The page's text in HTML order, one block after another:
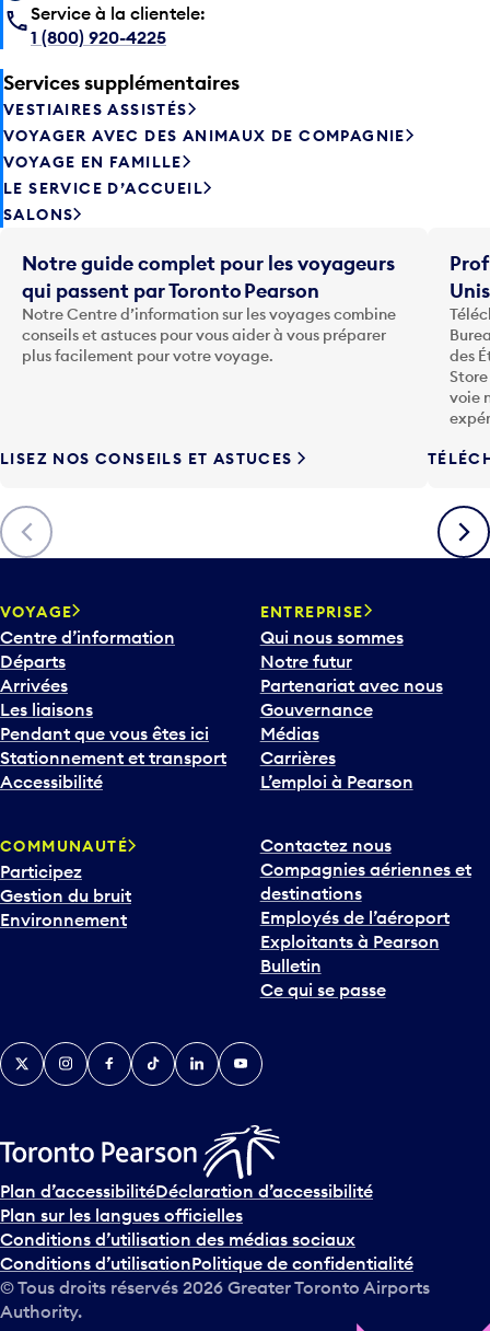
Service à la clientele:
1 (800) 920-4225
Services supplémentaires
VESTIAIRES ASSISTÉS
VOYAGER AVEC DES ANIMAUX DE COMPAGNIE
VOYAGE EN FAMILLE
LE SERVICE D’ACCUEIL
SALONS
Précédent
Notre guide complet pour les voyageurs
qui passent par Toronto Pearson
Notre Centre d’information sur les voyages combine
conseils et astuces pour vous aider à vous préparer
plus facilement pour votre voyage.
LISEZ NOS CONSEILS ET ASTUCES
des
voie
VOYAGE
Centre d’information
Départs
Arrivées
Les liaisons
Pendant que vous êtes ici
Stationnement et transport
Accessibilité
ENTREPRISE
Qui nous sommes
Notre futur
Partenariat avec nous
Gouvernance
Médias
Carrières
L’emploi à Pearson
COMMUNAUTÉ
Participez
Gestion du bruit
Environnement
Contactez nous
Compagnies aériennes et
destinations
Employés de l’aéroport
Exploitants à Pearson
Bulletin
Ce qui se passe
TwitterInstagramFacebook
TikTokLinkedInYouTube
Plan d’accessibilitéDéclaration d’accessibilité
Plan sur les langues officielles
Conditions d’utilisation des médias sociaux
Conditions d’utilisationPolitique de confidentialité
© Tous droits réservés 2026 Greater Toronto Airports
Authority.